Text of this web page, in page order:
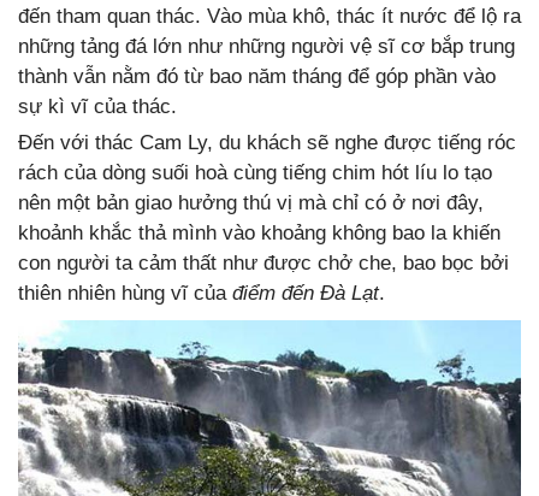
đến tham quan thác. Vào mùa khô, thác ít nước để lộ ra
những tảng đá lớn như những người vệ sĩ cơ bắp trung
thành vẫn nằm đó từ bao năm tháng để góp phần vào
sự kì vĩ của thác.
Đến với thác Cam Ly, du khách sẽ nghe được tiếng róc
rách của dòng suối hoà cùng tiếng chim hót líu lo tạo
nên một bản giao hưởng thú vị mà chỉ có ở nơi đây,
khoảnh khắc thả mình vào khoảng không bao la khiến
con người ta cảm thất như được chở che, bao bọc bởi
thiên nhiên hùng vĩ của điểm đến Đà Lạt.